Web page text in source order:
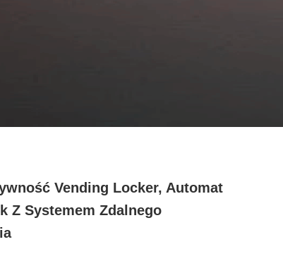
Vending Locker, Automat
Z Systemem Zdalnego